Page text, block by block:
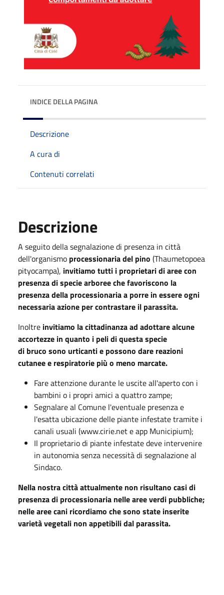
INDICE DELLA PAGINA
Descrizione
A cura di
Contenuti correlati
Descrizione
A seguito della segnalazione di presenza in città
dell'organismo processionaria del pino (Thaumetopoea
pityocampa), invitiamo tutti i proprietari di aree con
presenza di specie arboree che favoriscono la
presenza della processionaria a porre in essere ogni
necessaria azione per contrastare il parassita.
Inoltre invitiamo la cittadinanza ad adottare alcune
accortezze in quanto i peli di questa specie
di bruco sono urticanti e possono dare reazioni
cutanee e respiratorie più o meno marcate.
Fare attenzione durante le uscite all'aperto con i
bambini o i propri amici a quattro zampe;
Segnalare al Comune l'eventuale presenza e
l'esatta ubicazione delle piante infestate tramite i
canali usuali (www.cirie.net e app Municipium);
Il proprietario di piante infestate deve intervenire
in autonomia senza necessità di segnalazione al
Sindaco.
Nella nostra città attualmente non risultano casi di
presenza di processionaria nelle aree verdi pubbliche;
nelle aree cani ricordiamo che sono state inserite
varietà vegetali non appetibili dal parassita.